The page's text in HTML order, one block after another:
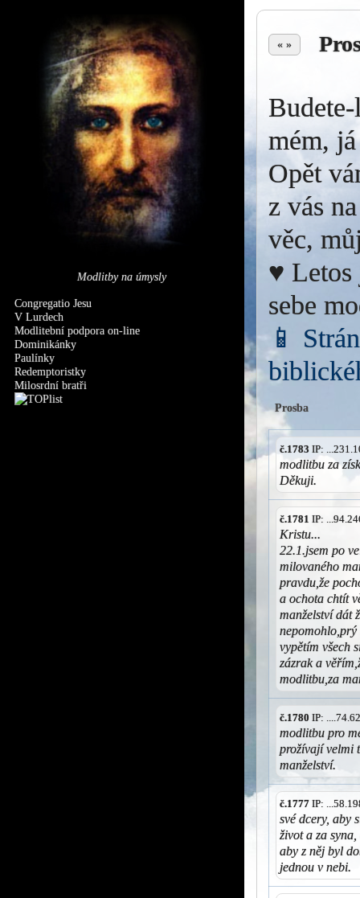
Modlitby na úmysly
Congregatio Jesu
V Lurdech
Modlitební podpora on-line
Dominikánky
Paulínky
Redemptoristky
Milosrdní bratři
« »
mém,
Opět
z vás
věc,
♥ Letos
sebe
📱
Prosba
č.1783 IP:
modlitbu za
Děkuji.
č.1781 IP:
Kristu...
22.1.jsem po
milovaného
pravdu,že
a ochota chtít
manželství dát
nepomohlo,prý
vypětím všech
zázrak a
modlitbu,za
č.1780 IP:
modlitbu pro
prožívají velmi
manželství.
č.1777 IP:
své dcery, aby
život a za
aby z něj byl
jednou v nebi.